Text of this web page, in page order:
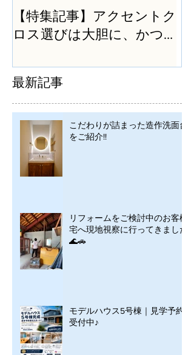
【特集記事】アクセントク
ロス選びは大胆に、かつ
最新記事
こだわりが詰まった造作洗面台
をご紹介!!
リフォームをご検討中のお客様
宅へ現地視察に行ってきました
🌊🚗
モデルハウス5号棟｜見学予約
受付中♪